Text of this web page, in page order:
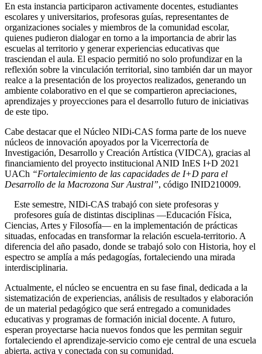
En esta instancia participaron activamente docentes, estudiantes
escolares y universitarios, profesoras guías, representantes de
organizaciones sociales y miembros de la comunidad escolar,
quienes pudieron dialogar en torno a la importancia de abrir las
escuelas al territorio y generar experiencias educativas que
trasciendan el aula. El espacio permitió no solo profundizar en la
reflexión sobre la vinculación territorial, sino también dar un mayor
realce a la presentación de los proyectos realizados, generando un
ambiente colaborativo en el que se compartieron apreciaciones,
aprendizajes y proyecciones para el desarrollo futuro de iniciativas
de este tipo.
Cabe destacar que el Núcleo NIDi-CAS forma parte de los nueve
núcleos de innovación apoyados por la Vicerrectoría de
Investigación, Desarrollo y Creación Artística (VIDCA), gracias al
financiamiento del proyecto institucional ANID InES I+D 2021
UACh “Fortalecimiento de las capacidades de I+D para el
Desarrollo de la Macrozona Sur Austral”, código INID210009.
Este semestre, NIDi-CAS trabajó con siete profesoras y
profesores guía de distintas disciplinas —Educación Física,
Ciencias, Artes y Filosofía— en la implementación de prácticas
situadas, enfocadas en transformar la relación escuela-territorio. A
diferencia del año pasado, donde se trabajó solo con Historia, hoy el
espectro se amplía a más pedagogías, fortaleciendo una mirada
interdisciplinaria.
Actualmente, el núcleo se encuentra en su fase final, dedicada a la
sistematización de experiencias, análisis de resultados y elaboración
de un material pedagógico que será entregado a comunidades
educativas y programas de formación inicial docente. A futuro,
esperan proyectarse hacia nuevos fondos que les permitan seguir
fortaleciendo el aprendizaje-servicio como eje central de una escuela
abierta, activa y conectada con su comunidad.